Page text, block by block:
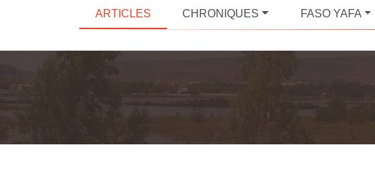
ARTICLES CHRONIQUES FASO YAFA